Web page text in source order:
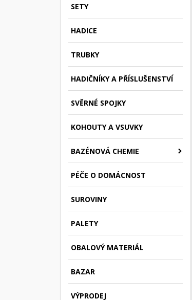
SETY
HADICE
TRUBKY
HADIČNÍKY A PŘÍSLUŠENSTVÍ
SVĚRNÉ SPOJKY
KOHOUTY A VSUVKY
BAZÉNOVÁ CHEMIE
PÉČE O DOMÁCNOST
SUROVINY
PALETY
OBALOVÝ MATERIÁL
BAZAR
VÝPRODEJ